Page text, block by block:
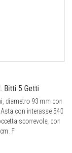
Bitti 5 Getti
diametro 93 mm con
con interasse 540
scorrevole, con
F